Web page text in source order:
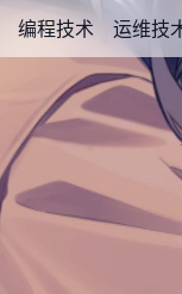
编程技术 运维技